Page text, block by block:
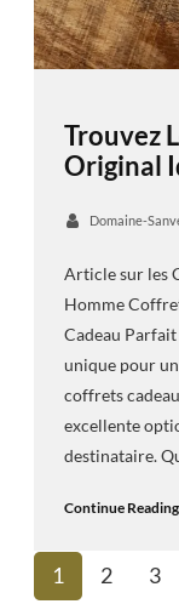
Trouvez
Original
Domaine-
Article sur les
Homme
Cadeau Parfait
unique pour
coffrets
excellente
destinataire.
Continue Reading
1 2 3